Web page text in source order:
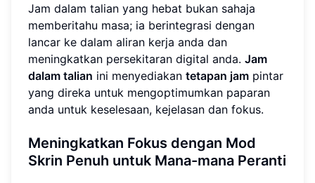
Jam dalam talian yang hebat bukan sahaja
memberitahu masa; ia berintegrasi dengan
lancar ke dalam aliran kerja anda dan
meningkatkan persekitaran digital anda. Jam
dalam talian ini menyediakan tetapan jam pintar
yang direka untuk mengoptimumkan paparan
anda untuk keselesaan, kejelasan dan fokus.
Meningkatkan Fokus dengan Mod
Skrin Penuh untuk Mana-mana Peranti